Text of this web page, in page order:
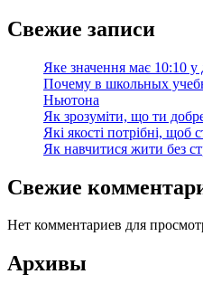
Свежие записи
Яке значення має 10:10 у
Почему в школьных
Ньютона
Як зрозуміти, що ти
Які якості потрібні, щоб
Як навчитися жити без
Свежие
Нет комментариев для
Архивы